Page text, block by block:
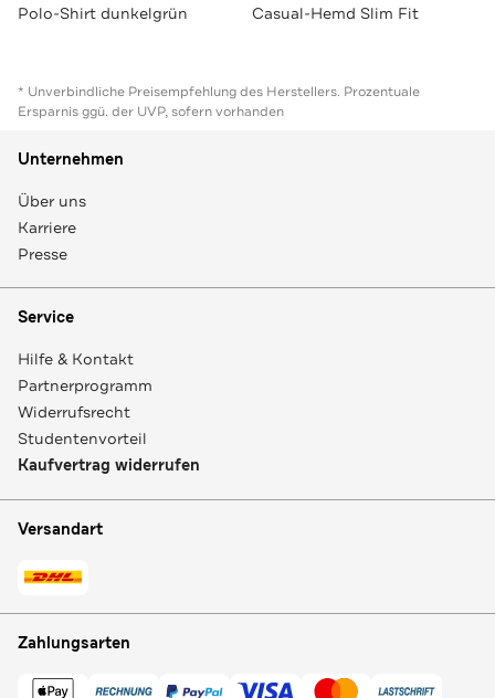
Polo-Shirt dunkelgrün Casual-Hemd Slim Fit
* Unverbindliche Preisempfehlung des Herstellers. Prozentuale
Ersparnis ggü. der UVP, sofern vorhanden
Unternehmen
Über uns
Karriere
Presse
Service
Hilfe & Kontakt
Partnerprogramm
Widerrufsrecht
Studentenvorteil
Kaufvertrag widerrufen
Versandart
Zahlungsarten